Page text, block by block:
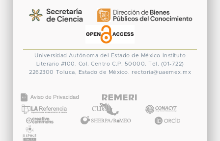
Universidad Autónoma del Estado de México
Instituto
Literario #100. Col. Centro C.P. 50000. Tel. (01-722)
2262300 Toluca, Estado de México. rectoria@uaemex.mx